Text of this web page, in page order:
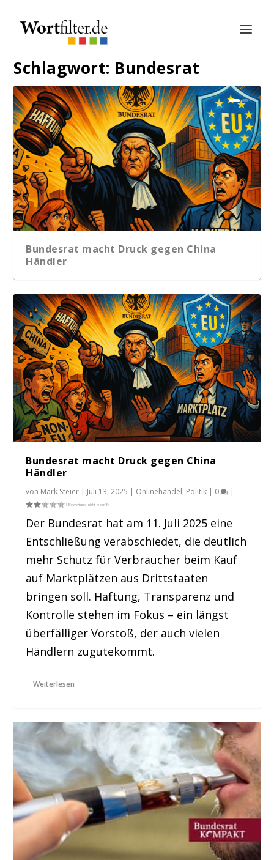
Schlagwort: Bundesrat
Bundesrat macht Druck gegen China
Händler
E-Zigaretten und E-Liquids: Online-
Marktplätze sol...
Bundesrat macht Druck gegen China
Händler
von Mark Steier | Juli 13, 2025 | Onlinehandel, Politik | 0 |
Der Bundesrat hat am 11. Juli 2025 eine
Entschließung verabschiedet, die deutlich
mehr Schutz für Verbraucher beim Kauf
auf Marktplätzen aus Drittstaaten
bringen soll. Haftung, Transparenz und
Kontrolle stehen im Fokus – ein längst
überfälliger Vorstoß, der auch vielen
Händlern zugutekommt.
Weiterlesen